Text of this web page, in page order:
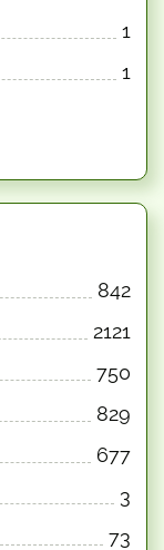
1
1
842
2121
750
829
677
3
73